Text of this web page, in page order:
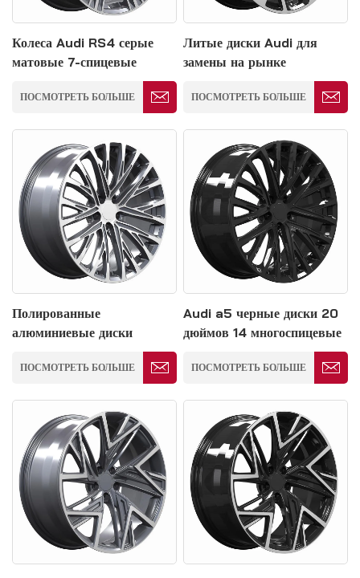
Колеса Audi RS4 серые
матовые 7-спицевые
вогнутые диски 5*114.3
ПОСМОТРЕТЬ БОЛЬШЕ
Литые диски Audi для
замены на рынке
оригинальных запчастей
5*114.3 мм
ПОСМОТРЕТЬ БОЛЬШЕ
Полированные
алюминиевые диски
автомобилей Audi 5*114.3
ПОСМОТРЕТЬ БОЛЬШЕ
Audi a5 черные диски 20
дюймов 14 многоспицевые
ПОСМОТРЕТЬ БОЛЬШЕ